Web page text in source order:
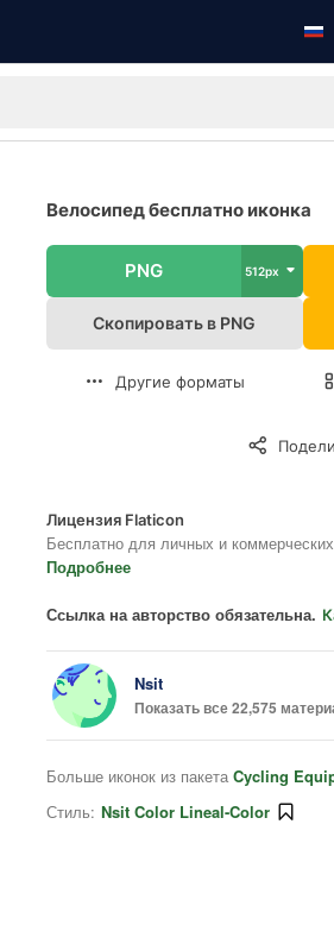
Велосипед бесплатно иконка
PNG 512px
Скопировать в PNG
Другие форматы
Лицензия Flaticon
Бесплатно для личных и
Подробнее
Ссылка на авторство обязательна.
Nsit
Показать все 22,575
Больше иконок из пакета Cycling
Стиль: Nsit Color Lineal-Color